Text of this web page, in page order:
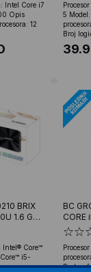
Intel Core i7
Opis
12
5
Broj
BRIX
1.6 GHz
Intel® Core™
i5-
BC
CORE
SSD
Radna